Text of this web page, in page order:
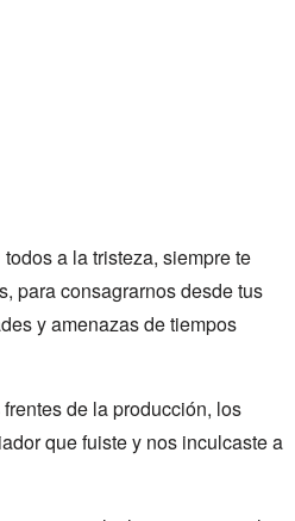
a la tristeza, siempre te
para consagrarnos desde tus
y amenazas de tiempos
de la producción, los
que fuiste y nos inculcaste a